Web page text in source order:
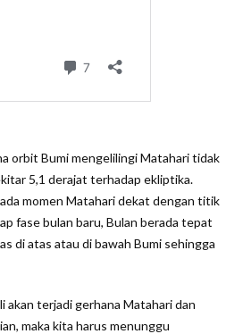
orbit Bumi mengelilingi Matahari tidak
5,1 derajat terhadap ekliptika.
momen Matahari dekat dengan titik
fase bulan baru, Bulan berada tepat
di atas atau di bawah Bumi sehingga
akan terjadi gerhana Matahari dan
maka kita harus menunggu